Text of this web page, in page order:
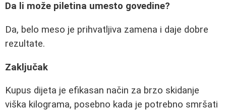
Da li može piletina umesto govedine?
Da, belo meso je prihvatljiva zamena i daje dobre
rezultate.
Zaključak
Kupus dijeta je efikasan način za brzo skidanje
viška kilograma, posebno kada je potrebno smršati